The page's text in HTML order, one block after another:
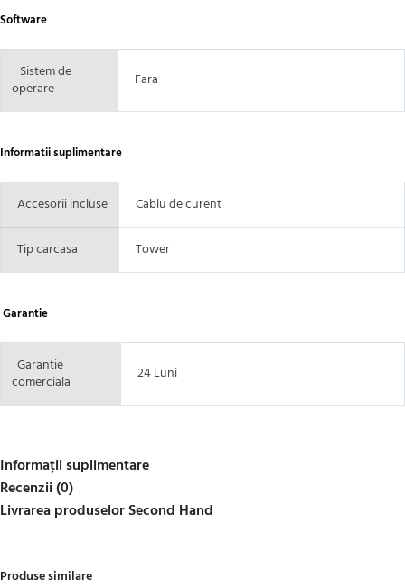
Software
Sistem de
operare
Fara
Informatii suplimentare
Accesorii incluse Cablu de curent
Tip carcasa Tower
Garantie
Garantie
comerciala
24 Luni
Informații suplimentare
Recenzii (0)
Livrarea produselor Second Hand
Produse similare